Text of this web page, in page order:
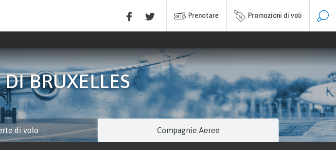
Prenotare Promozioni di voli
BRUXELLES
di volo Compagnie Aeree